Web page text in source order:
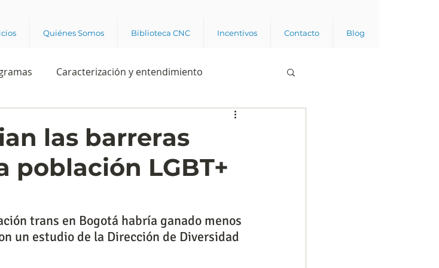
Quiénes Somos Biblioteca CNC Incentivos Contacto Blog
Caracterización y entendimiento
Business analytics
Intención de voto Consultas de opinión pública
del cliente Experiencia del trabajador
las barreras
población LGBT+
trans en Bogotá habría ganado menos
un estudio de la Dirección de Diversidad